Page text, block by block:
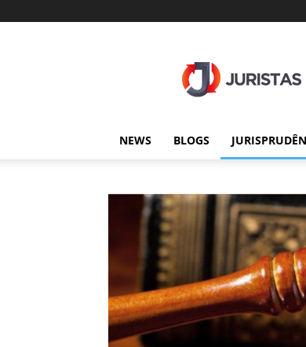
NEWS BLOGS